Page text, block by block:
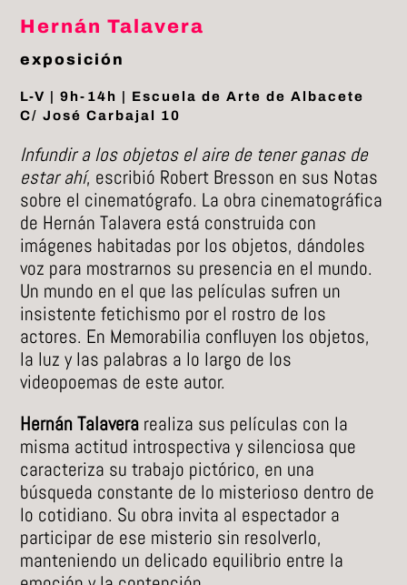
Hernán Talavera
exposición
L-V | 9h-14h | Escuela de Arte de Albacete
C/ José Carbajal 10
Infundir a los objetos el aire de tener ganas de
estar ahí, escribió Robert Bresson en sus Notas
sobre el cinematógrafo. La obra cinematográfica
de Hernán Talavera está construida con
imágenes habitadas por los objetos, dándoles
voz para mostrarnos su presencia en el mundo.
Un mundo en el que las películas sufren un
insistente fetichismo por el rostro de los
actores. En Memorabilia confluyen los objetos,
la luz y las palabras a lo largo de los
videopoemas de este autor.
Hernán Talavera realiza sus películas con la
misma actitud introspectiva y silenciosa que
caracteriza su trabajo pictórico, en una
búsqueda constante de lo misterioso dentro de
lo cotidiano. Su obra invita al espectador a
participar de ese misterio sin resolverlo,
manteniendo un delicado equilibrio entre la